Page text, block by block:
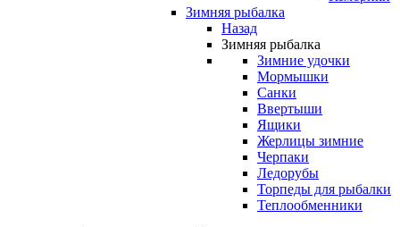
Зимняя рыбалка
Назад
Зимняя рыбалка
Зимние удочки
Мормышки
Санки
Ввертыши
Ящики
Жерлицы зимние
Черпаки
Ледорубы
Торпеды для рыбалки
Теплообменники